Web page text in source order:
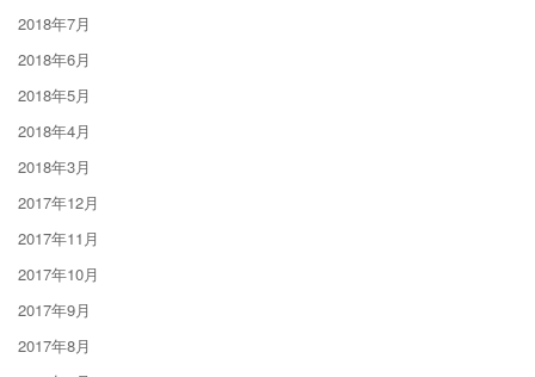
2018年7月
2018年6月
2018年5月
2018年4月
2018年3月
2017年12月
2017年11月
2017年10月
2017年9月
2017年8月